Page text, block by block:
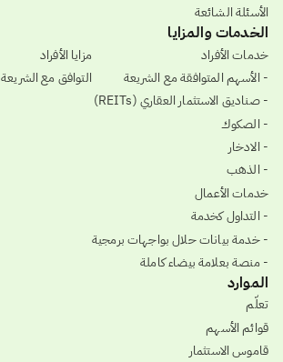
الأسئلة الشائعة
الخدمات والمزايا
خدمات الأفراد
- الأسهم المتوافقة مع الشريعة
- صناديق الاستثمار العقاري (REITs)
- الصكوك
- الادخار
- الذهب
خدمات الأعمال
- التداول كخدمة
- خدمة بيانات حلال بواجهات برمجية
- منصة بعلامة بيضاء كاملة
مزايا الأفراد
التوافق مع الشريعة
الموارد
تعلّم
قوائم الأسهم
قاموس الاستثمار